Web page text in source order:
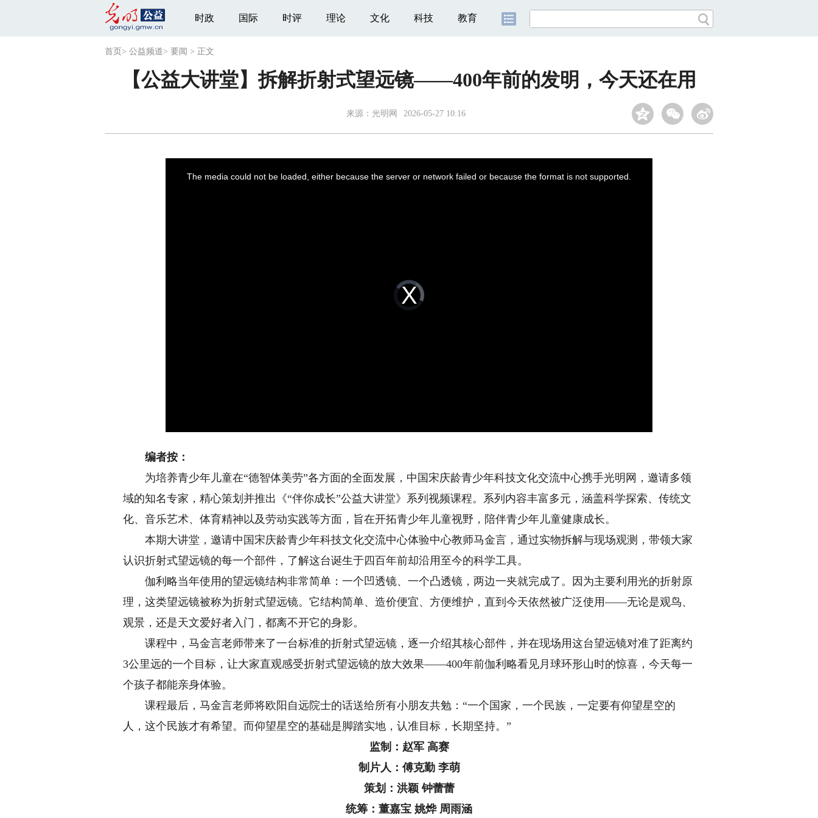
时政 国际 时评 理论 文化 科技 教育
首页 > 公益频道> 要闻 > 正文
【公益大讲堂】拆解折射式望远镜——400年前的发明，今天还在用
来源： 光明网 2026-05-27 10:16
Video
Player
loading.
The media could not be loaded, either because the server or network failed or because the format is not supported.
编者按：
为培养青少年儿童在“德智体美劳”各方面的全面发展，中国宋庆龄青少年科技文化交流中心携手光明网，邀请多领
域的知名专家，精心策划并推出《“伴你成长”公益大讲堂》系列视频课程。系列内容丰富多元，涵盖科学探索、传统文
化、音乐艺术、体育精神以及劳动实践等方面，旨在开拓青少年儿童视野，陪伴青少年儿童健康成长。
本期大讲堂，邀请中国宋庆龄青少年科技文化交流中心体验中心教师马金言，通过实物拆解与现场观测，带领大家
认识折射式望远镜的每一个部件，了解这台诞生于四百年前却沿用至今的科学工具。
伽利略当年使用的望远镜结构非常简单：一个凹透镜、一个凸透镜，两边一夹就完成了。因为主要利用光的折射原
理，这类望远镜被称为折射式望远镜。它结构简单、造价便宜、方便维护，直到今天依然被广泛使用——无论是观鸟、
观景，还是天文爱好者入门，都离不开它的身影。
课程中，马金言老师带来了一台标准的折射式望远镜，逐一介绍其核心部件，并在现场用这台望远镜对准了距离约
3公里远的一个目标，让大家直观感受折射式望远镜的放大效果——400年前伽利略看见月球环形山时的惊喜，今天每一
个孩子都能亲身体验。
课程最后，马金言老师将欧阳自远院士的话送给所有小朋友共勉：“一个国家，一个民族，一定要有仰望星空的
人，这个民族才有希望。而仰望星空的基础是脚踏实地，认准目标，长期坚持。”
监制：赵军 高赛
制片人：傅克勤 李萌
策划：洪颖 钟蕾蕾
统筹：董嘉宝 姚烨 周雨涵